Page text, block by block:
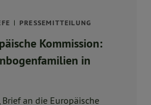
PRESSEMITTEILUNG
Kommission:
in
an die Europäische